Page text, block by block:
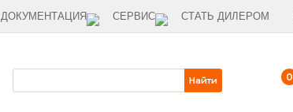
ДОКУМЕНТАЦИЯ СЕРВИС СТАТЬ ДИЛЕРОМ
0